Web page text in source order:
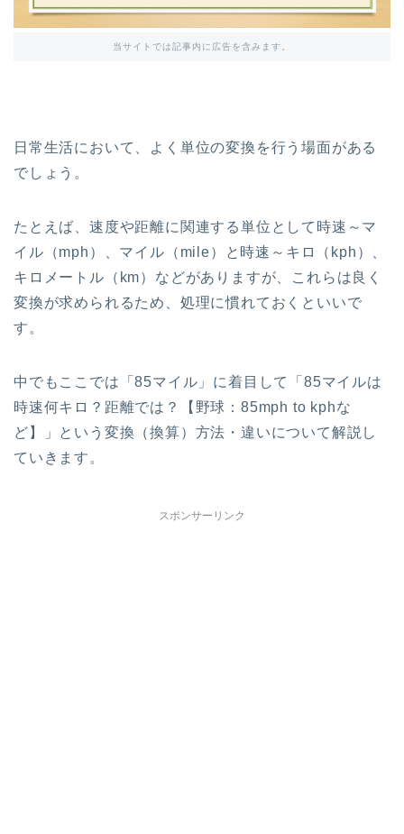
当サイトでは記事内に広告を含みます。
日常生活において、よく単位の変換を行う場面がある
でしょう。
たとえば、速度や距離に関連する単位として時速～マ
イル（mph）、マイル（mile）と時速～キロ（kph）、
キロメートル（km）などがありますが、これらは良く
変換が求められるため、処理に慣れておくといいで
す。
中でもここでは「85マイル」に着目して「85マイルは
時速何キロ？距離では？【野球：85mph to kphな
ど】」という変換（換算）方法・違いについて解説し
ていきます。
スポンサーリンク